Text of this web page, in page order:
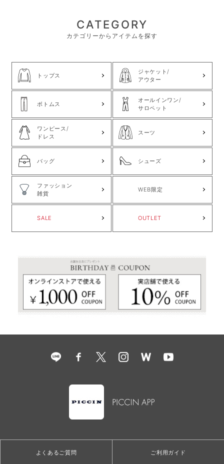
CATEGORY
カテゴリーからアイテムを探す
トップス
ジャケット/
アウター
ボトムス
オールインワン/
サロペット
ワンピース/
ドレス
スーツ
バッグ シューズ
ファッション
雑貨
WEB限定
SALE OUTLET
よくあるご質問 ご利用ガイド